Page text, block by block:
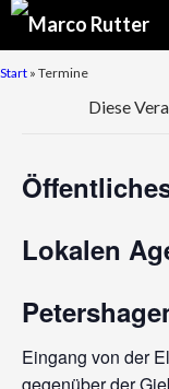
Start » Termine
Diese
Lokalen
Eingang von der